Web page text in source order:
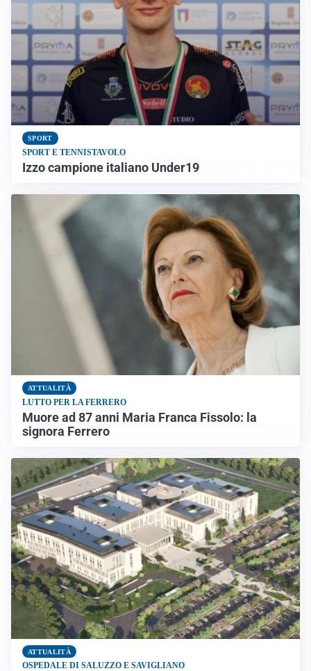
SPORT
SPORT E TENNISTAVOLO
Izzo campione italiano Under19
ATTUALITÀ
LUTTO PER LA FERRERO
Muore ad 87 anni Maria Franca Fissolo: la
signora Ferrero
ATTUALITÀ
OSPEDALE DI SALUZZO E SAVIGLIANO